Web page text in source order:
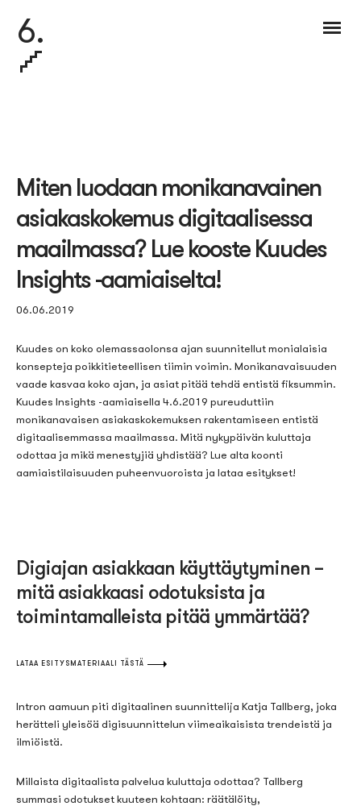
6.
Miten luodaan monikanavainen
asiakaskokemus digitaalisessa
maailmassa? Lue kooste Kuudes
Insights -aamiaiselta!
06.06.2019
Kuudes on koko olemassaolonsa ajan suunnitellut monialaisia
konsepteja poikkitieteellisen tiimin voimin. Monikanavaisuuden
vaade kasvaa koko ajan, ja asiat pitää tehdä entistä fiksummin.
Kuudes Insights -aamiaisella 4.6.2019 pureuduttiin
monikanavaisen asiakaskokemuksen rakentamiseen entistä
digitaalisemmassa maailmassa. Mitä nykypäivän kuluttaja
odottaa ja mikä menestyjiä yhdistää? Lue alta koonti
aamiaistilaisuuden puheenvuoroista ja lataa esitykset!
Digiajan asiakkaan käyttäytyminen –
mitä asiakkaasi odotuksista ja
toimintamalleista pitää ymmärtää?
LATAA ESITYSMATERIAALI TÄSTÄ
Intron aamuun piti digitaalinen suunnittelija Katja Tallberg, joka
herätteli yleisöä digisuunnittelun viimeaikaisista trendeistä ja
ilmiöistä.
Millaista digitaalista palvelua kuluttaja odottaa? Tallberg
summasi odotukset kuuteen kohtaan: räätälöity,